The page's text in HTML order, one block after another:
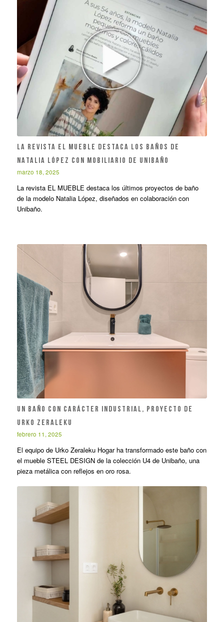
LA REVISTA EL MUEBLE DESTACA LOS BAÑOS DE
NATALIA LÓPEZ CON MOBILIARIO DE UNIBAÑO
marzo 18, 2025
La revista EL MUEBLE destaca los últimos proyectos de baño
de la modelo Natalia López, diseñados en colaboración con
Unibaño.
UN BAÑO CON CARÁCTER INDUSTRIAL, PROYECTO DE
URKO ZERALEKU
febrero 11, 2025
El equipo de Urko Zeraleku Hogar ha transformado este baño con
el mueble STEEL DESIGN de la colección U4 de Unibaño, una
pieza metálica con reflejos en oro rosa.